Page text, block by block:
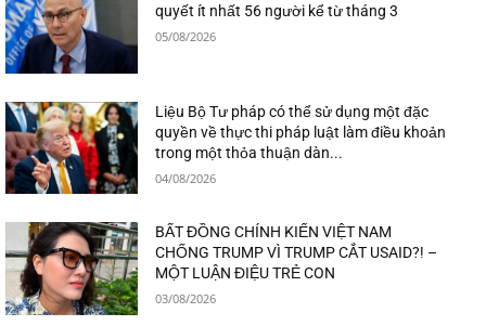
quyết ít nhất 56 người kể từ tháng 3
05/08/2026
Liệu Bộ Tư pháp có thể sử dụng một đặc
quyền về thực thi pháp luật làm điều khoản
trong một thỏa thuận dàn...
04/08/2026
BẤT ĐỒNG CHÍNH KIẾN VIỆT NAM
CHỐNG TRUMP VÌ TRUMP CẮT USAID?! –
MỘT LUẬN ĐIỆU TRẺ CON
03/08/2026